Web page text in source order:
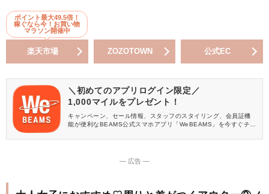
ポイント最大49.5倍！
稼ぐなら今！お買い物
マラソン開催中
楽天市場 ZOZOTOWN 公式EC
＼初めてのアプリログイン限定／
1,000マイルをプレゼント！
キャンペーン、セール情報、スタッフのスタイリング、会員証機
能が便利なBEAMS公式スマホアプリ「WeBEAMS」を今すぐチェ
― 広告 ―